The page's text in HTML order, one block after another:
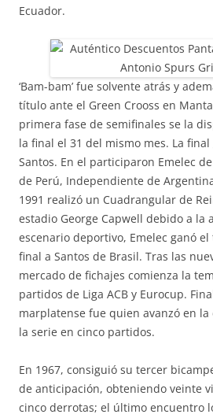
Ecuador.
‘Bam-bam’ fue solvente atrás y
título ante el Green Crooss en
primera fase de semifinales se la
la final el 31 del mismo mes. La final
Santos. En el participaron Emelec
de Perú, Independiente de
1991 realizó un Cuadrangular de
estadio George Capwell debido a la
escenario deportivo, Emelec ganó
final a Santos de Brasil. Tras las
mercado de fichajes comienza la
partidos de Liga ACB y Eurocup.
marplatense fue quien avanzó en
la serie en cinco partidos.
En 1967, consiguió su tercer
de anticipación, obteniendo veinte
cinco derrotas; el último encuentro